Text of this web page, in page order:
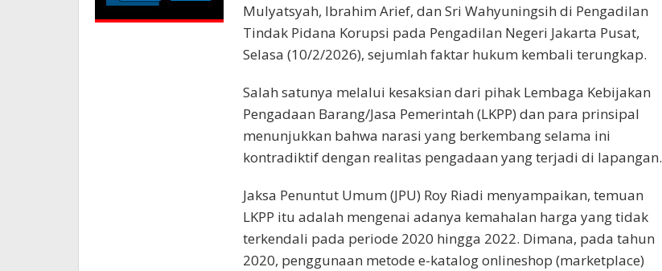
Mulyatsyah, Ibrahim Arief, dan Sri Wahyuningsih di Pengadilan
Tindak Pidana Korupsi pada Pengadilan Negeri Jakarta Pusat,
Selasa (10/2/2026), sejumlah faktar hukum kembali terungkap.
Salah satunya melalui kesaksian dari pihak Lembaga Kebijakan
Pengadaan Barang/Jasa Pemerintah (LKPP) dan para prinsipal
menunjukkan bahwa narasi yang berkembang selama ini
kontradiktif dengan realitas pengadaan yang terjadi di lapangan.
Jaksa Penuntut Umum (JPU) Roy Riadi menyampaikan, temuan
LKPP itu adalah mengenai adanya kemahalan harga yang tidak
terkendali pada periode 2020 hingga 2022. Dimana, pada tahun
2020, penggunaan metode e-katalog onlineshop (marketplace)